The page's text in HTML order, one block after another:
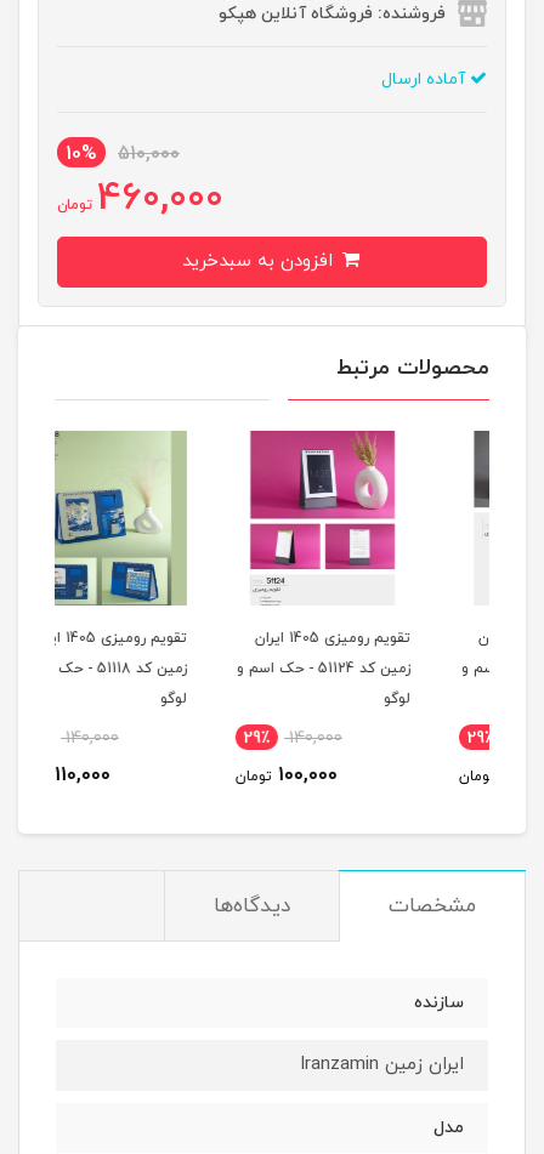
فروشنده: فروشگاه آنلاین هپکو
آماده ارسال
510,000
10%
460,000 تومان
محصولات مرتبط
تقویم رومیزی 1405 ایران
زمین کد 51124 - حک اسم و
29٪
تومان
تقویم رومیزی 1405 ایران
زمین کد 51118 - حک اسم و
22٪
تومان
مشخصات دیدگاه‌ها
سازنده
ایران زمین Iranzamin
مدل